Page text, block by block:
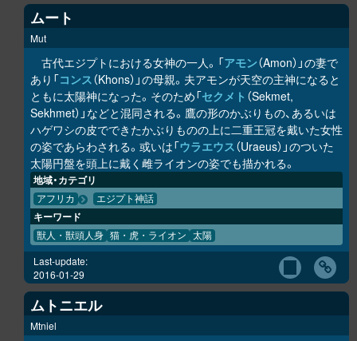
ムート
Mut
古代エジプトにおける女神の一人。「アモン（Amon）」の妻で
あり「コンス（Khons）」の母親。夫アモンが天空の主神になると
ともに太陽神になった。そのため「セクメト （Sekmet,
Sekhmet）」などと混同される。鷹の形のかぶりもの、あるいは
ハゲワシの皮でできたかぶりものの上に二重王冠を戴いた女性
の姿であらわされる。或いは「ウラエウス（Uraeus）」のついた
太陽円盤を頭上に戴く雌ライオンの姿でも描かれる。
地域・カテゴリ
アフリカ エジプト神話
キーワード
獣人・獣頭人身 猫・虎・ライオン 太陽
Last-update:
2016-01-29
ムトニエル
Mtniel